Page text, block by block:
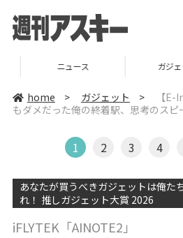
ニュース ガジェット
home > ガジェット >
【
もダメだった俺の終着駅、思考のスピ
1 2 3 4
あなたが買うべきガジェットは俺た
れ！ 推しガジェット大賞 2026
iFLYTEK「AINOTE2」